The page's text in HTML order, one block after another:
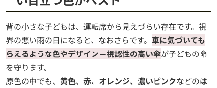
背の小さな子どもは、運転席から見えづらい存在です。視
界の悪い雨の日になると、なおさらです。 車に気づいても
らえるような色やデザイン＝視認性の高い傘が子どもの命
を守ります。
原色の中でも、 黄色、赤、オレンジ、濃いピンクなどのは